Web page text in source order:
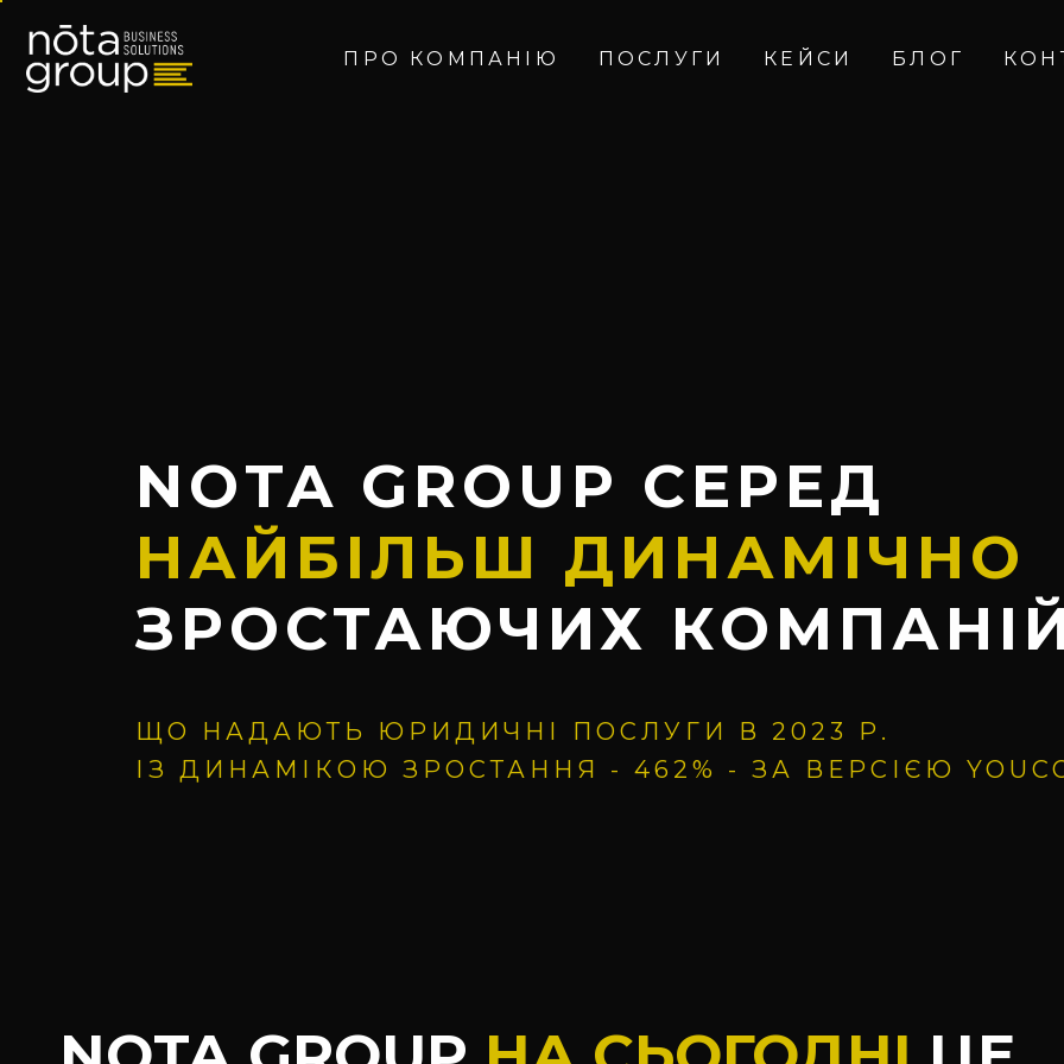
ПРО КОМПАНІЮ ПОСЛУГИ КЕЙСИ БЛОГ
NOTA GROUP СЕРЕД
НАЙБІЛЬШ ДИНАМІЧНО
ЗРОСТАЮЧИХ
ЩО НАДАЮТЬ ЮРИДИЧНІ ПОСЛУГИ В 2023 Р.
ІЗ ДИНАМІКОЮ ЗРОСТАННЯ - 462% - ЗА ВЕРСІЄЮ